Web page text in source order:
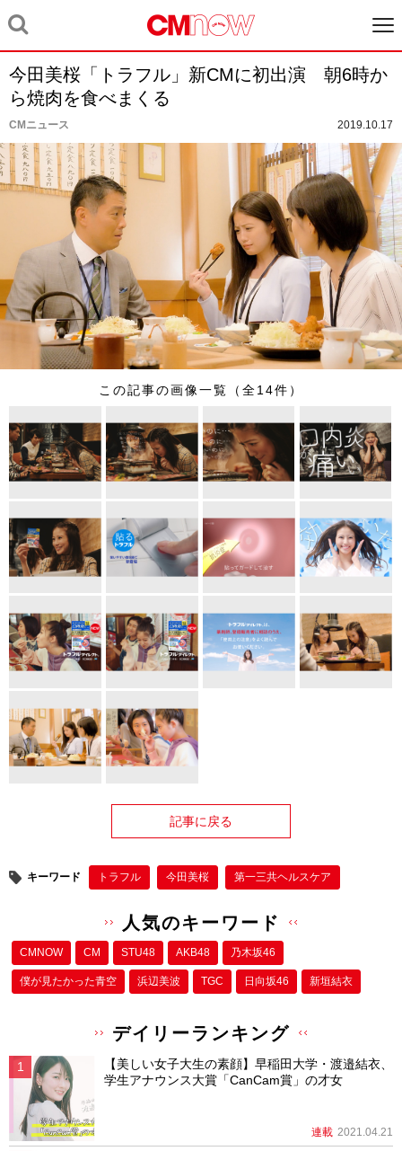
今田美桜「トラフル」新CMに初出演 朝6時か
ら焼肉を食べまくる
CMニュース 2019.10.17
この記事の画像一覧（全14件）
記事に戻る
キーワード トラフル 今田美桜 第一三共ヘルスケア
人気のキーワード
CMNOW CM STU48 AKB48 乃木坂46
僕が⾒たかった⻘空 浜辺美波 TGC 日向坂46 新垣結衣
デイリーランキング
【美しい女子大生の素顔】早稲田大学・渡邉結衣、
学生アナウンス大賞「CanCam賞」の才女
連載 2021.04.21